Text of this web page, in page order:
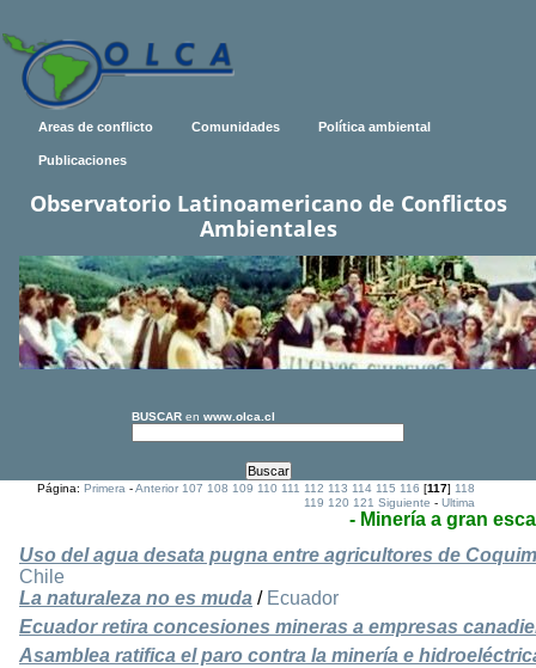
Areas de conflicto Comunidades Política ambiental
Publicaciones
Observatorio Latinoamericano de Conflictos
Ambientales
BUSCAR en www.olca.cl
Página:Primera -Anterior 107 108 109 110 111 112 113 114 115 116 [117]118
119 120 121 Siguiente -Ultima
- Minería a gran
Uso del agua desata pugna entre agricultores de
Chile
La naturaleza no es muda / Ecuador
Ecuador retira concesiones mineras a empresas
Asamblea ratifica el paro contra la minería e